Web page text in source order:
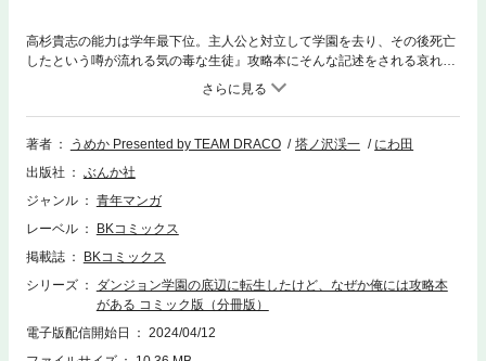
高杉貴志の能力は学年最下位。主人公と対立して学園を去り、その後死亡
したという噂が流れる気の毒な生徒』攻略本にそんな記述をされる哀れな
ゲームキャラに転生してしまった主人公。絶望のどん底にいた彼が教室の
机から見つけたのは、転生前に買っていたこのゲームの攻略本だった。
「これを生かせばこの世界で最強になれる！」犬死に回避のため強くなる
決意をし裏スキルを上げるため早速ダンジョンへと向かうが、そこには苦
り上がる下剋上ファンタジー！
著者 うめか Presented by TEAM DRACO 塔ノ沢渓一
にわ田
出版社
ぶんか社
ジャンル
青年マンガ
レーベル
BKコミックス
掲載誌
BKコミックス
シリーズ
ダンジョン学園の底辺に転生したけど、なぜか俺には攻略本
がある コミック版（分冊版）
電子版配信開始日
2024/04/12